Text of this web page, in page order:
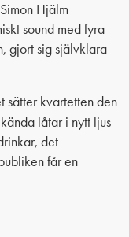
Hjälm
sound med fyra
gjort sig självklara
sätter kvartetten den
låtar i nytt ljus
det
får en